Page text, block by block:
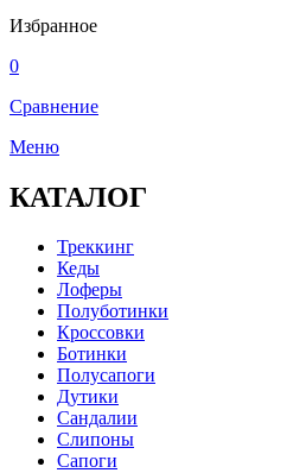
Избранное
0
Сравнение
Меню
КАТАЛОГ
Треккинг
Кеды
Лоферы
Полуботинки
Кроссовки
Ботинки
Полусапоги
Дутики
Сандалии
Слипоны
Сапоги